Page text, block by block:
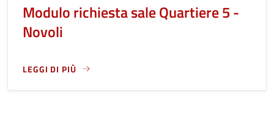
Modulo richiesta sale Quartiere 5 -
Novoli
LEGGI DI PIÙ
LEGGI ANCORA RIGUARDO A: MODULO RICHIESTA SALE